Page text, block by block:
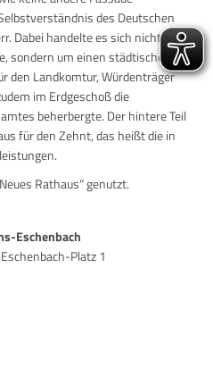
des Deutschen
Dabei handelte es sich nicht um
sondern um einen städtischen
den Landkomtur, Würdenträger
im Erdgeschoß die
beherbergte. Der hintere Teil
für den Zehnt, das heißt die in
Rathaus“ genutzt.
Eschenbach
Platz 1